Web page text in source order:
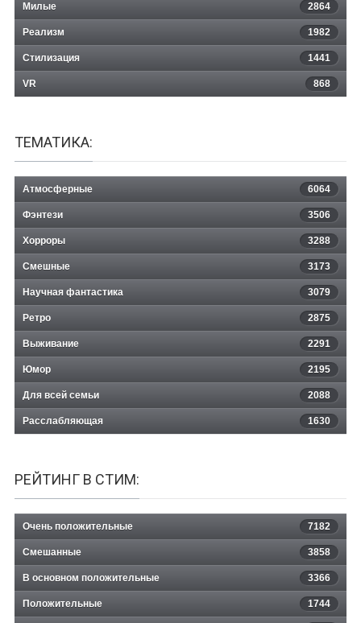
Милые 2864
Реализм 1982
Стилизация 1441
VR 868
ТЕМАТИКА:
Атмосферные 6064
Фэнтези 3506
Хорроры 3288
Смешные 3173
Научная фантастика 3079
Ретро 2875
Выживание 2291
Юмор 2195
Для всей семьи 2088
Расслабляющая 1630
РЕЙТИНГ В СТИМ:
Очень положительные 7182
Смешанные 3858
В основном положительные 3366
Положительные 1744